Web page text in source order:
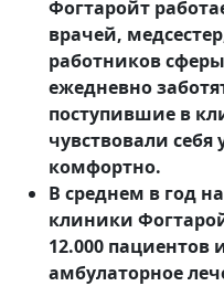
Фогтаройт
врачей,
работников
ежедневно
поступившие в
чувствовали
комфортно.
В среднем в год
клиники
12.000 пациентов
амбулаторное